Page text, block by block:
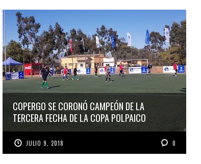
COPERGO SE CORONÓ CAMPEÓN DE LA
TERCERA FECHA DE LA COPA POLPAICO
JULIO 9, 2018 0